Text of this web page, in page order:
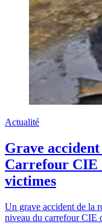
Actualité
Grave
Carrefour CIE
victimes
Un grave accident de la
niveau du carrefour CIE